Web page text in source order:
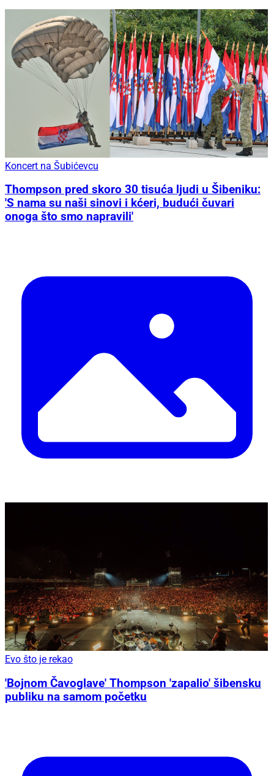
Koncert na Šubićevcu
Thompson pred skoro 30 tisuća ljudi u Šibeniku:
'S nama su naši sinovi i kćeri, budući čuvari
onoga što smo napravili'
Evo što je rekao
'Bojnom Čavoglave' Thompson 'zapalio' šibensku
publiku na samom početku